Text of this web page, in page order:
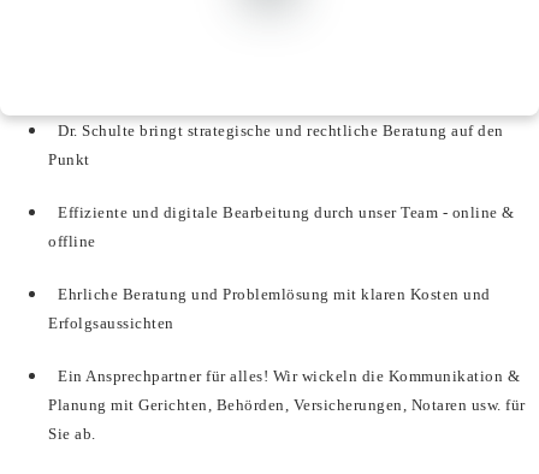
Dr. Schulte bringt strategische und rechtliche Beratung auf den
Punkt
Effiziente und digitale Bearbeitung durch unser Team - online &
offline
Ehrliche Beratung und Problemlösung mit klaren Kosten und
Erfolgsaussichten
Ein Ansprechpartner für alles! Wir wickeln die Kommunikation &
Planung mit Gerichten, Behörden, Versicherungen, Notaren usw. für
Sie ab.